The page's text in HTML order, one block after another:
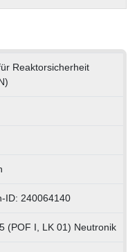
Reaktorsicherheit
ID: 240064140
(POF I, LK 01) Neutronik